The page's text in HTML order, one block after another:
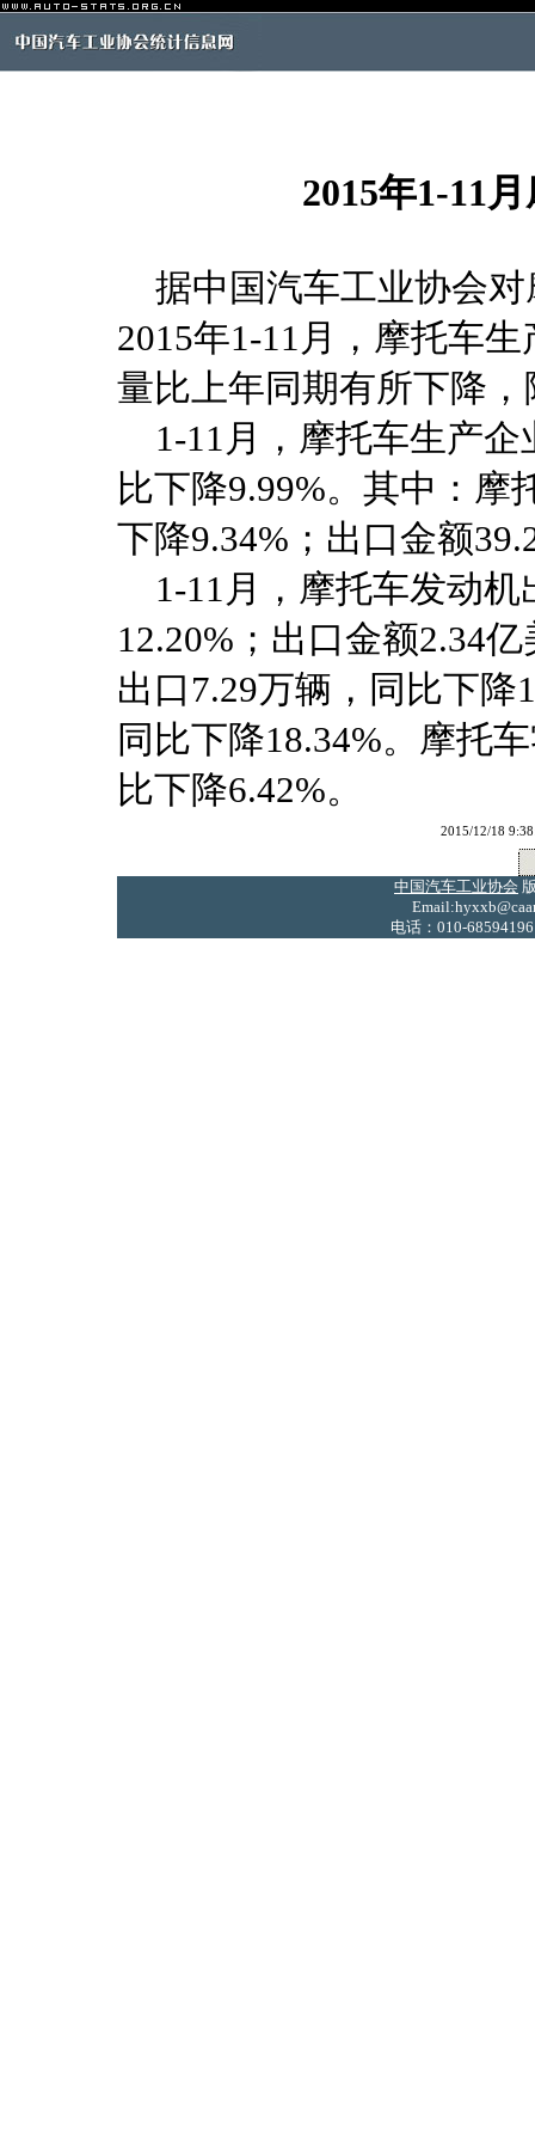
2015年1-11
据中国汽车工业协会对
2015年1-11月，摩托车
量比上年同期有所下降
1-11月，摩托车生产企
比下降9.99%。其中：摩
下降9.34%；出口金额
1-11月，摩托车发动机
12.20%；出口金额2.34
出口7.29万辆，同比下降
同比下降18.34%。摩托
比下降6.42%。
2015/12/18
中国汽车工业协会
电话：010-